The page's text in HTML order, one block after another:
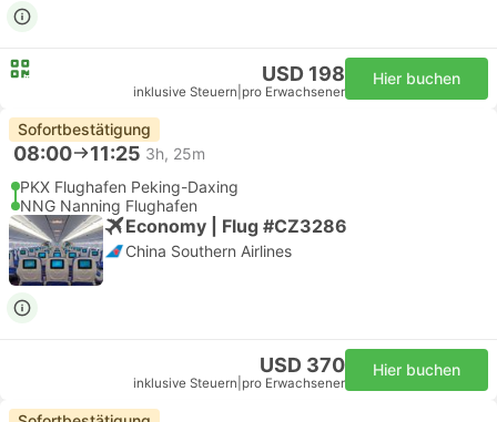
USD 198
inklusive Steuern pro Erwachsener
Hier buchen
Sofortbestätigung
08:00 11:25 3h, 25m
PKX Flughafen Peking-Daxing
NNG Nanning Flughafen
Economy | Flug #CZ3286
China Southern Airlines
USD 370
inklusive Steuern pro Erwachsener
Hier buchen